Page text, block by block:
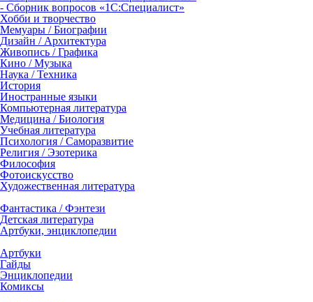
- Сборник вопросов «1С:Специалист»
Хобби и творчество
Мемуары / Биографии
Дизайн / Архитектура
Живопись / Графика
Кино / Музыка
Наука / Техника
История
Иностранные языки
Компьютерная литература
Медицина / Биология
Учебная литература
Психология / Саморазвитие
Религия / Эзотерика
Философия
Фотоискусство
Художественная литература
Фантастика / Фэнтези
Детская литература
Артбуки, энциклопедии
Артбуки
Гайды
Энциклопедии
Комиксы